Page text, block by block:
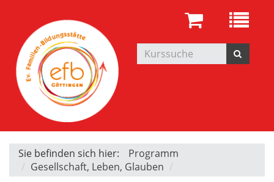
Sie befinden sich hier:
Programm
Gesellschaft, Leben, Glauben